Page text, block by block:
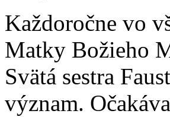
Každoročne vo
Matky Božieho
Svätá sestra
význam.